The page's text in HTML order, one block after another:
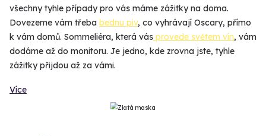
všechny tyhle případy pro vás máme zážitky na doma.
Dovezeme vám třeba bednu piv, co vyhrávají Oscary, přímo
k vám domů. Sommeliéra, která vás provede světem vín, vám
dodáme až do monitoru. Je jedno, kde zrovna jste, tyhle
zážitky přijdou až za vámi.
Více